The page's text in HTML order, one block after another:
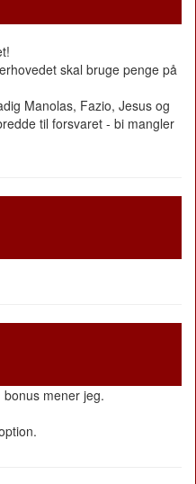
skal bruge penge på
Manolas, Fazio, Jesus og
til forsvaret - bi mangler
mener jeg.